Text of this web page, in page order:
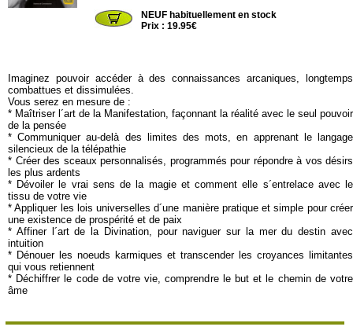
NEUF habituellement en stock
Prix : 19.95€
Imaginez pouvoir accéder à des connaissances arcaniques, longtemps
combattues et dissimulées.
Vous serez en mesure de :
* Maîtriser l´art de la Manifestation, façonnant la réalité avec le seul pouvoir
de la pensée
* Communiquer au-delà des limites des mots, en apprenant le langage
silencieux de la télépathie
* Créer des sceaux personnalisés, programmés pour répondre à vos désirs
les plus ardents
* Dévoiler le vrai sens de la magie et comment elle s´entrelace avec le
tissu de votre vie
* Appliquer les lois universelles d´une manière pratique et simple pour créer
une existence de prospérité et de paix
* Affiner l´art de la Divination, pour naviguer sur la mer du destin avec
intuition
* Dénouer les noeuds karmiques et transcender les croyances limitantes
qui vous retiennent
* Déchiffrer le code de votre vie, comprendre le but et le chemin de votre
âme